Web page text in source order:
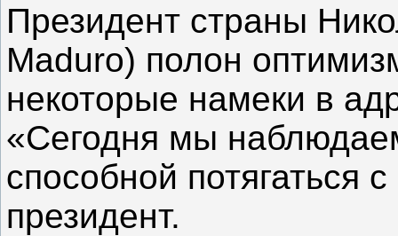
Президент страны
Maduro) полон
некоторые намеки в
«Сегодня мы
способной потягаться
президент.